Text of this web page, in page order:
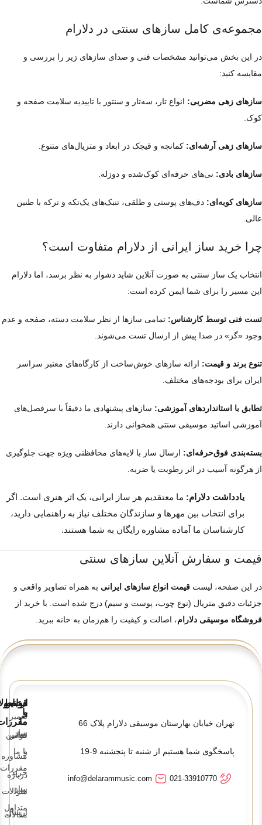
مجموعه‌ی کامل سازهای سنتی در دلارام
در این بخش می‌توانید مشخصات فنی و صدای سازهای زیر را بررسی و
مقایسه کنید:
سازهای زهی مضربی: انواع تار، سه‌تار و سنتور با تاییدیه سلامت صفحه و
کوک.
سازهای زهی آرشه‌ای: کمانچه و قیچک در ابعاد و متریال‌های متنوع.
سازهای بادی: نی‌های حرفه‌ای کوک‌شده و دوزله.
سازهای کوبه‌ای: دف‌های پوستی و طلقی، تنبک‌های یک‌تکه و ترکه با طنین
عالی.
چرا خرید ساز ایرانی از دلارام متفاوت است؟
انتخاب یک ساز سنتی به صورت آنلاین شاید دشوار به نظر برسد، اما دلارام
این مسیر را برای شما ایمن کرده است:
تست فنی توسط کارشناس: تمامی سازها از نظر سلامت دسته، صفحه و عدم
وجود «گز» در صدا پیش از ارسال تست می‌شوند.
تنوع برند و قیمت: ارائه سازهای خوش‌ساخت از کارگاه‌های معتبر سراسر
ایران برای بودجه‌های مختلف.
تطابق با استانداردهای آموزشی: سازهای پیشنهادی ما دقیقاً با سرفصل‌های
آموزشی اساتید موسیقی سنتی همخوانی دارند.
بسته‌بندی فوق‌حرفه‌ای: ارسال ساز با لایه‌های محافظتی ویژه جهت جلوگیری
از هرگونه آسیب در اثر رطوبت یا ضربه.
یادداشت دلارام: ما معتقدیم هر ساز ایرانی، یک اثر هنری است. اگر
برای انتخاب بین مهرها و سازندگان مختلف نیاز به راهنمایی دارید،
کارشناسان ما آماده مشاوره رایگان به شما هستند.
قیمت و سفارش آنلاین سازهای سنتی
در این صفحه، لیست قیمت انواع سازهای ایرانی به همراه تصاویر واقعی و
جزئیات دقیق متریال (نوع چوب، پوست و سیم) درج شده است. با خرید از
فروشگاه موسیقی دلارام، اصالت و کیفیت را هم‌زمان به خانه ببرید.
تهران خیابان بهارستان موسیقی دلارام پلاک 66
پاسخگوی شما هستیم از شنبه تا پنجشنبه 9-19
021-33910770
info@delarammusic.com
تعمیر
ساز
مشاوره
خرید
ساز
ارسال
قوانین
و
قوانین
و
مقررات
سوالات
متداول
ارتباط
با
ما
تماس
با ما
درباره
ما
مقالات